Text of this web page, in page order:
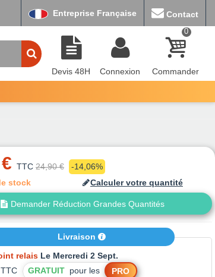
Entreprise Française Contact
Devis 48H Connexion
0
Commander
TTC 24,90 €
-14,06%
stock
Calculer votre quantité
Demander Réduction Grandes Quantités
Livraison
relais Le Mercredi 2 Sept.
TTC GRATUITpour les PRO